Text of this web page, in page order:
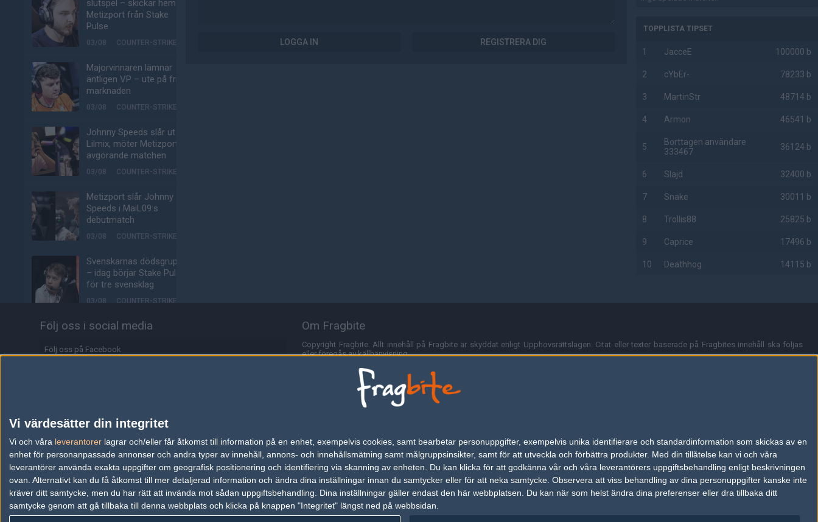
Vi värdesätter din integritet
Vi och våra leverantorer lagrar och/eller får åtkomst till information på en enhet, exempelvis cookies, samt bearbetar personuppgifter, exempelvis unika identifierare och standardinformation som skickas av en
enhet för personanpassade annonser och andra typer av innehåll, annons- och innehållsmätning samt målgruppsinsikter, samt för att utveckla och förbättra produkter. Med din tillåtelse kan vi och våra
leverantörer använda exakta uppgifter om geografisk positionering och identifiering via skanning av enheten. Du kan klicka för att godkänna vår och våra leverantörers uppgiftsbehandling enligt beskrivningen
ovan. Alternativt kan du få åtkomst till mer detaljerad information och ändra dina inställningar innan du samtycker eller för att neka samtycke. Observera att viss behandling av dina personuppgifter kanske inte
kräver ditt samtycke, men du har rätt att invända mot sådan uppgiftsbehandling. Dina inställningar gäller endast den här webbplatsen. Du kan när som helst ändra dina preferenser eller dra tillbaka ditt
samtycke genom att gå tillbaka till denna webbplats och klicka på knappen "Integritet" längst ned på webbsidan.
slutspel – skickar hem
Metizport från Stake
Pulse
03/08 COUNTER-STRIKE
Majorvinnaren lämnar
äntligen VP – ute på fria
marknaden
03/08 COUNTER-STRIKE
Johnny Speeds slår ut
Lilmix, möter Metizport i
avgörande matchen
03/08 COUNTER-STRIKE
Metizport slår Johnny
Speeds i MaiL09:s
debutmatch
03/08 COUNTER-STRIKE
Svenskarnas dödsgrupp
– idag börjar Stake Pulse
för tre svensklag
03/08 COUNTER-STRIKE
15-årige talangen
"Finska MaiL09"
02/08 COUNTER-STRIKE
jL tillbaka från pausen –
avslöjar signerat
kontrakt
02/08 COUNTER-STRIKE
phzy talar ut om tunga
LOGGA IN REGISTRERA DIG
TOPPLISTA TIPSET
1 JacceE 100000 b
2 cYbEr- 78233 b
3 MartinStr 48714 b
4 Armon 46541 b
5
Borttagen användare
333467
36124 b
6 Slajd 32400 b
7 Snake 30011 b
8 Trollis88 25825 b
9 Caprice 17496 b
10 Deathhog 14115 b
Följ oss i social media
Följ oss på Facebook
Information
Annonsering
Copyright och Privacy Policy
Användaravtal
Om Fragbite
Copyright Fragbite. Allt innehåll på Fragbite är skyddat enligt Upphovsrättslagen. Citat eller texter baserade på Fragbites innehåll ska följas
eller föregås av källhänvisning.
Alla åsikter uttryckta på Fragbite representerar varje enskild skribent och överensstämmer inte nödvändigtvis med Fragbites åsikter.
Programmering och design av Fredric Bohlin. För frågor rörande sajten kan du skicka iväg ett email till
Fragbite använder cookies för att spara användarspecifik information så som t.ex. användarnamn. Cookies sparas även när man deltar i
omröstningar och för att föra statistik. För att slippa cookies kan du stänga av cookies i din webbläsares inställningar eller välja att inte
besöka Fragbite. Den här textraden finns här på grund av lagen om elektronisk kommunikation som trädde i kraft 25 juli 2003.
Annonsering
Är du intresserad av att annonsera på Fragbite,